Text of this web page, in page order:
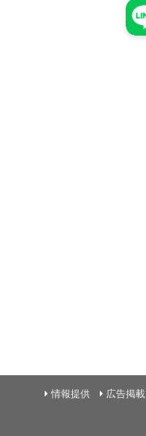
情報提供 広告掲載